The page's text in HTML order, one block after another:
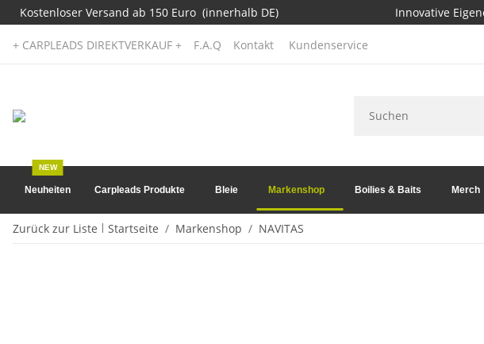
Kostenloser Versand ab 150 Euro (innerhalb DE) Innovative
+ CARPLEADS DIREKTVERKAUF + F.A.Q Kontakt Kundenservice
Neuheiten
NEW
Carpleads Produkte Bleie Markenshop Boilies & Baits Merch
Zurück zur Liste Startseite Markenshop NAVITAS